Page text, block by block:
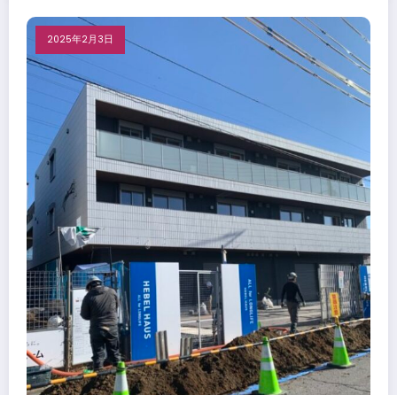
2025年2月3日